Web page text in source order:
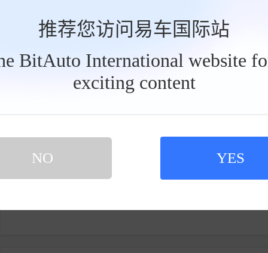
推荐您访问易车国际站
BitAuto International website
exciting content
NO YES
网友评论